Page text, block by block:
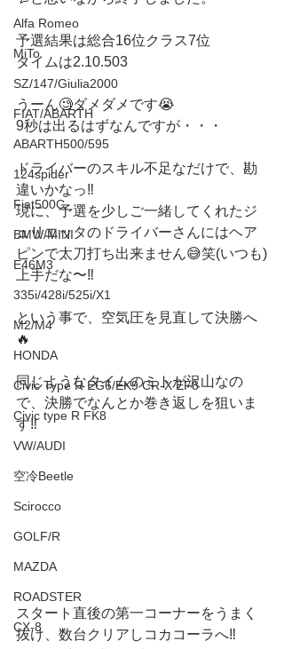
Alfa Romeo
MiTo
SZ/147/Giulia2000
FIAT/ABARTH
ABARTH500/595
124spider
Fiat500C
BMW/MINI
E46M3
335i/428i/525i/X1
M2/M4
HONDA
Civic Type R EG6/EK9 CR-X EF8
Civic type R FK8
VW/AUDI
空冷Beetle
Scirocco
GOLF/R
MAZDA
ROADSTER
CX-8
予選結果は総合16位クラス7位
タイムは2.10.503
うーん🧐ダメダメです😭
9秒は出るはずなんですが・・・
ドライバーのスキル不足なだけで、勘
違いかなっ‼️
現に、予選を少しご一緒してくれたジ
ュリエッタのドライバーさんにはヘア
ピンで太刀打ち出来ません😅笑(いつも)
上手だな〜‼️
という事で、空気圧を見直して決勝へ
🔥
同じようなタイムのミトが沢山なの
で、決勝でなんとか巻き返しを狙いま
す‼️
スタート直後の第一コーナーをうまく
抜け、数台クリアしコカコーラへ‼️